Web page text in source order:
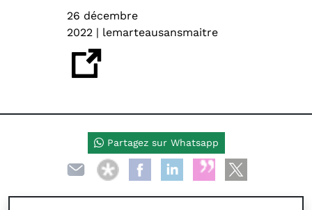
26 décembre
2022 | lemarteausansmaitre
Partagez sur Whatsapp